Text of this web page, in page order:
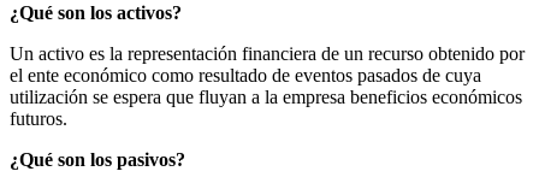
¿Qué son los activos?
Un activo es la representación financiera de un recurso obtenido por
el ente económico como resultado de eventos pasados de cuya
utilización se espera que fluyan a la empresa beneficios económicos
futuros.
¿Qué son los pasivos?